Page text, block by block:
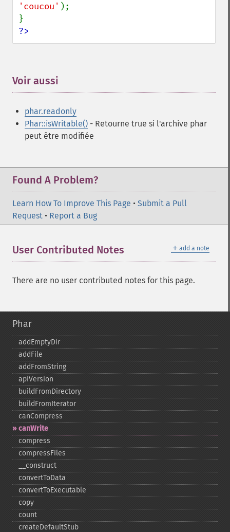
'coucou' );
?>
Voir aussi
phar.readonly
Phar::isWritable() - Retourne true si l'archive phar
peut être modifiée
Found A Problem?
Learn How To Improve This Page • Submit a Pull
Request • Report a Bug
＋ add a note
User Contributed Notes
There are no user contributed notes for this page.
Phar
addEmptyDir
addFile
addFromString
apiVersion
buildFromDirectory
buildFromIterator
canCompress
canWrite
compress
compressFiles
_​_​construct
convertToData
convertToExecutable
copy
count
createDefaultStub